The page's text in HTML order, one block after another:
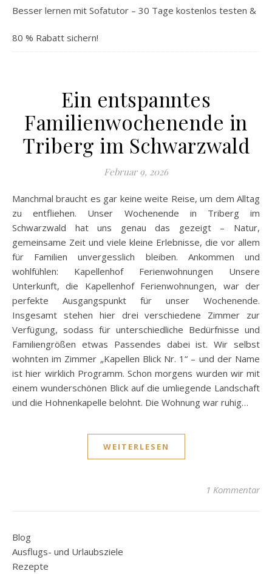
Besser lernen mit Sofatutor – 30 Tage kostenlos testen &
80 % Rabatt sichern!
Ein entspanntes
Familienwochenende in
Triberg im Schwarzwald
Februar 9, 2026
Manchmal braucht es gar keine weite Reise, um dem Alltag
zu entfliehen. Unser Wochenende in Triberg im
Schwarzwald hat uns genau das gezeigt – Natur,
gemeinsame Zeit und viele kleine Erlebnisse, die vor allem
für Familien unvergesslich bleiben. Ankommen und
wohlfühlen: Kapellenhof Ferienwohnungen Unsere
Unterkunft, die Kapellenhof Ferienwohnungen, war der
perfekte Ausgangspunkt für unser Wochenende.
Insgesamt stehen hier drei verschiedene Zimmer zur
Verfügung, sodass für unterschiedliche Bedürfnisse und
Familiengrößen etwas Passendes dabei ist. Wir selbst
wohnten im Zimmer „Kapellen Blick Nr. 1“ – und der Name
ist hier wirklich Programm. Schon morgens wurden wir mit
einem wunderschönen Blick auf die umliegende Landschaft
und die Hohnenkapelle belohnt. Die Wohnung war ruhig…
WEITERLESEN
1 Kommentar
Blog
Ausflugs- und Urlaubsziele
Rezepte